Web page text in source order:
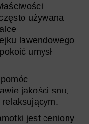
używana
lawendowego
umysł
jakości snu,
relaksującym.
jest ceniony